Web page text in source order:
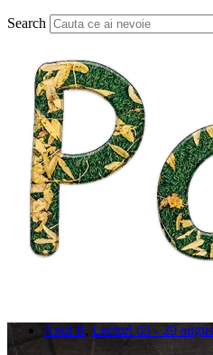
Search
Anul II, Lecturi 63 - 29